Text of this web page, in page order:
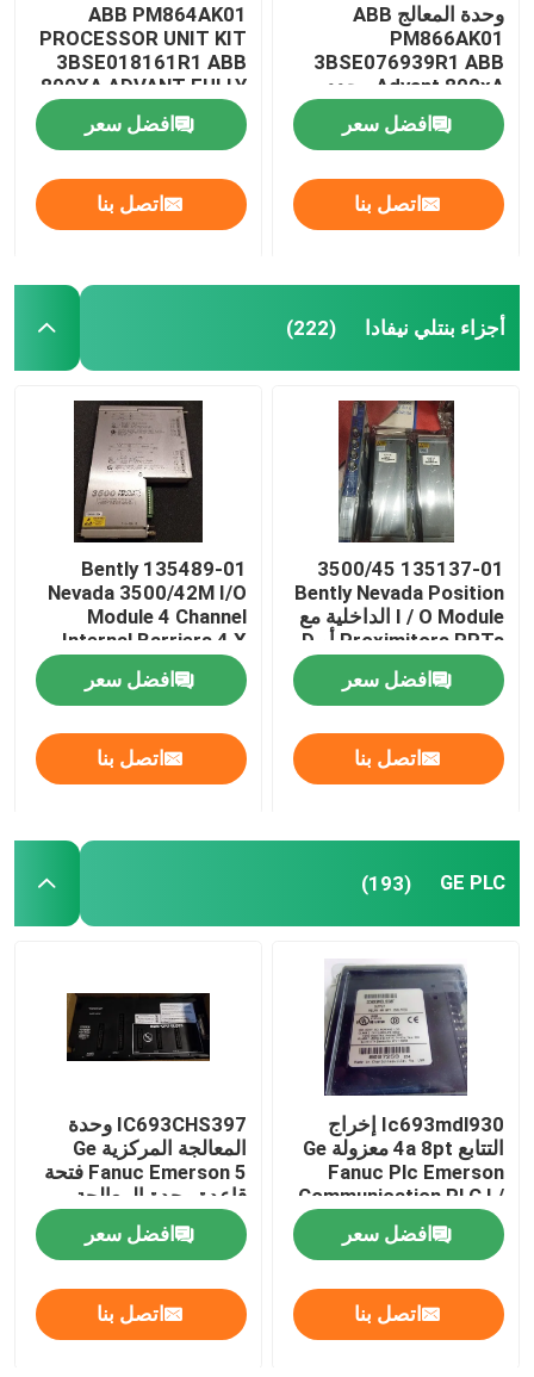
وحدة المعالج ABB
PM866AK01
3BSE076939R1 ABB
Advant 800xA محدد
الأجهزة
افضل سعر
اتصل بنا
ABB PM864AK01
PROCESSOR UNIT KIT
3BSE018161R1 ABB
800XA ADVANT FULLY
AUTOMATION
افضل سعر
اتصل بنا
أجزاء بنتلي نيفادا (222)
135137-01 3500/45
Bently Nevada Position
I / O Module الداخلية مع
Proximitors RPTs أو D
افضل سعر
اتصل بنا
135489-01 Bently
Nevada 3500/42M I/O
Module 4 Channel
Internal Barriers 4 X
Prox/Accel
افضل سعر
اتصل بنا
GE PLC
(193)
Ic693mdl930 إخراج
التتابع 4a 8pt معزولة Ge
Fanuc Plc Emerson
Communication PLC I /
O Module
افضل سعر
اتصل بنا
IC693CHS397 وحدة
المعالجة المركزية Ge
Fanuc Emerson 5 فتحة
قاعدة وحدة المعالجة
المركزية
افضل سعر
اتصل بنا